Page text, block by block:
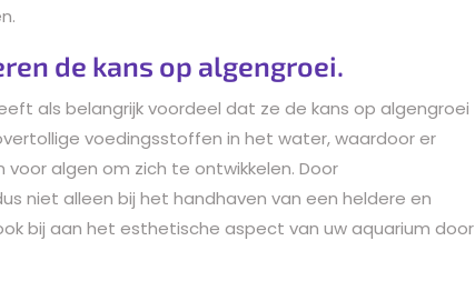
de kans op algengroei.
als belangrijk voordeel dat ze de kans op algengroei
voedingsstoffen in het water, waardoor er
algen om zich te ontwikkelen. Door
niet alleen bij het handhaven van een heldere en
bij aan het esthetische aspect van uw aquarium door